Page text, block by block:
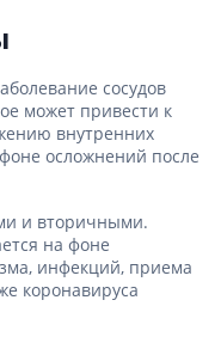
сосудов
может привести к
внутренних
осложнений после
и вторичными.
на фоне
инфекций, приема
коронавируса